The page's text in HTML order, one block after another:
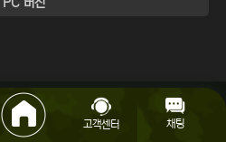
PC 버전
고객센터 채팅